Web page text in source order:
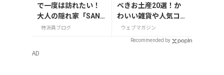
で一度は訪れたい！
大人の隠れ家「SAND
GLASS 熾火」で味わ
特派員ブログ
べきお土産20選！か
わいい雑貨や人気コス
メを紹介
ウェブマガジン
Recommended by
AD